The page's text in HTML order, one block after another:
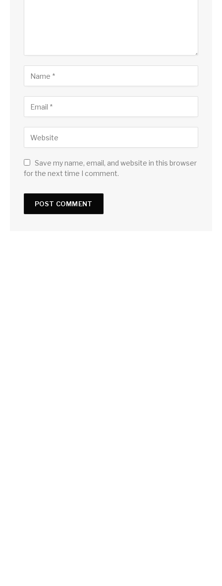
Save my name, email, and website in this browser
for the next time I comment.